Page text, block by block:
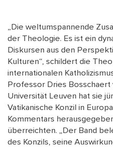
„Die weltumspannende
der Theologie. Es ist ein
Diskursen aus den
Kulturen“, schildert die
internationalen
Professor Dries Bosschaert
Universität Leuven hat sie
Vatikanische Konzil in
Kommentars
überreichten. „Der Band
des Konzils, seine